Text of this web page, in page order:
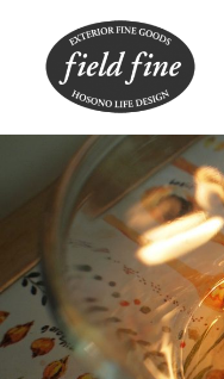
field fine